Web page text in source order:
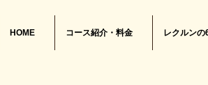
HOME コース紹介・料金 レクルンの